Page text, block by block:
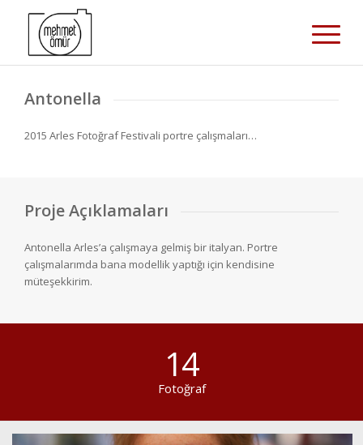
Antonella
2015 Arles Fotoğraf Festivali portre çalışmaları…
Proje Açıklamaları
Antonella Arles’a çalışmaya gelmiş bir italyan. Portre
çalışmalarımda bana modellik yaptığı için kendisine
müteşekkirim.
14
Fotoğraf